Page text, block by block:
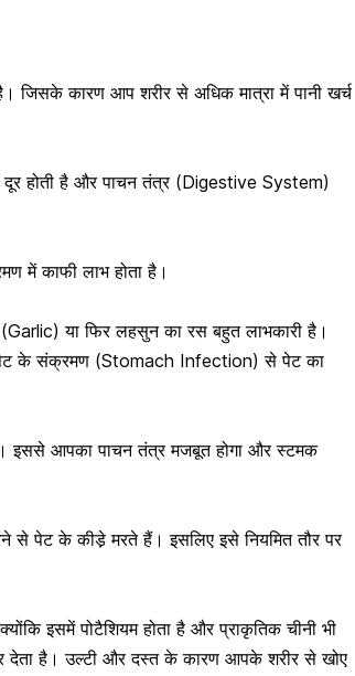
जिसके कारण आप शरीर से अधिक मात्रा में पानी खर्च
दूर होती है और पाचन तंत्र (Digestive System)
में काफी लाभ होता है।
या फिर लहसुन का रस बहुत लाभकारी है।
के संक्रमण (Stomach Infection) से पेट का
इससे आपकापाचन तंत्रमजबूत होगा और स्टमक
से पेट के कीडे़ मरते हैं। इसलिए इसे नियमित तौर पर
इसमेंपोटैशियमहोता है और प्राकृतिक चीनी भी
देता है। उल्टी और दस्त के कारण आपके शरीर से खोए